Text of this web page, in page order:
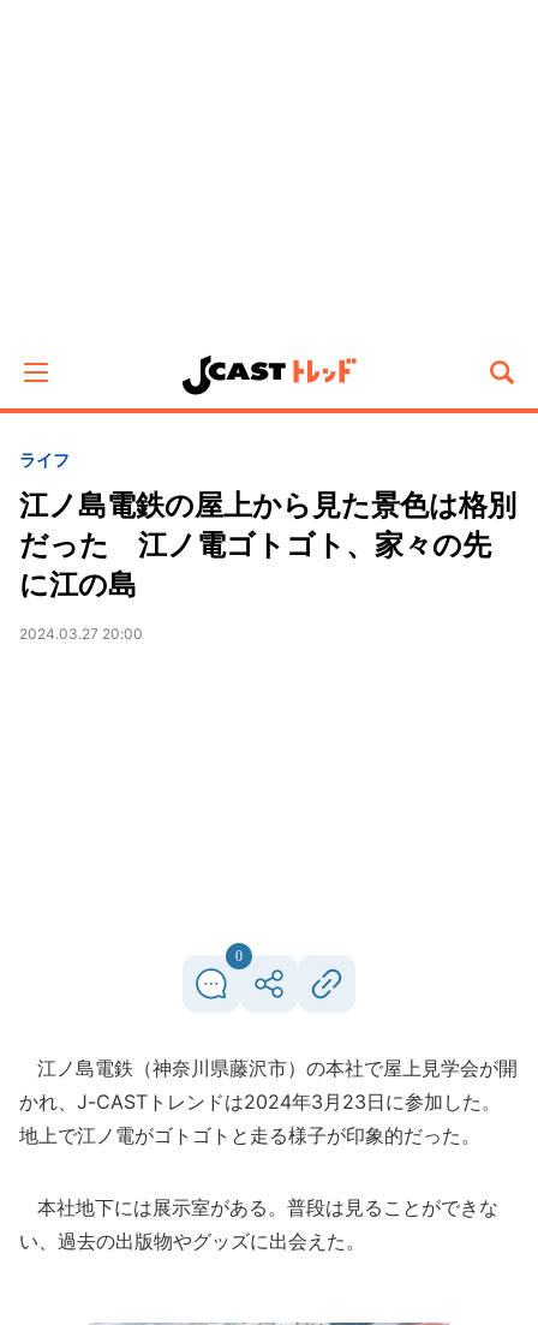
ライフ
江ノ島電鉄の屋上から見た景色は格別
だった 江ノ電ゴトゴト、家々の先
に江の島
2024.03.27 20:00
0
江ノ島電鉄（神奈川県藤沢市）の本社で屋上見学会が開
かれ、J-CASTトレンドは2024年3月23日に参加した。
地上で江ノ電がゴトゴトと走る様子が印象的だった。
本社地下には展示室がある。普段は見ることができな
い、過去の出版物やグッズに出会えた。